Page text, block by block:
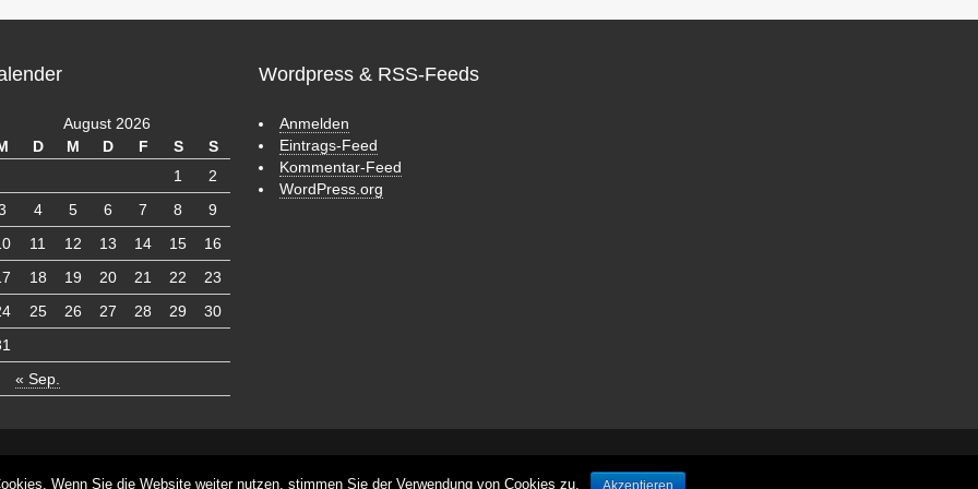
August 2026
D M D F S S
« Sep.
1
2
4 5 6 7 8
9
11 12 13 14 15
16
18 19 20 21 22
23
25 26 27 28 29
30
Wordpress & RSS-Feeds
Anmelden
Eintrags-Feed
Kommentar-Feed
WordPress.org
Wenn Sie die Website weiter nutzen, stimmen Sie der Verwendung von Cookies zu. Akzeptieren